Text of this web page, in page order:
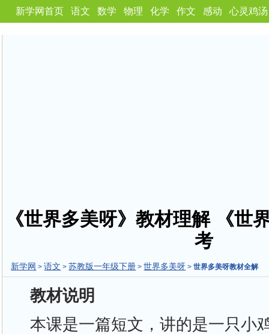
新学网首页 语文 数学 物理 化学 作文 感动 心灵鸡汤
《世界多美呀》教材理解 《世
考
新学网 >语文 > 苏教版一年级下册 >世界多美呀 >世界多美呀教材全解
教材说明
本课是一篇短文，讲的是一只小